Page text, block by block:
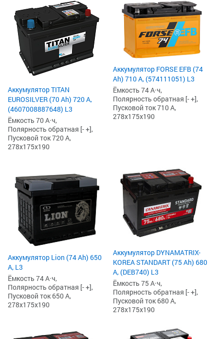
Аккумулятор TITAN
EUROSILVER (70 Ah) 720 А,
(4607008887648) L3
Ёмкость 70 А·ч,
Полярность обратная [- +],
Пусковой ток 720 А,
278x175x190
Аккумулятор FORSE EFB (74
Ah) 710 А, (574111051) L3
Ёмкость 74 А·ч,
Полярность обратная [- +],
Пусковой ток 710 А,
278x175x190
Аккумулятор Lion (74 Ah) 650
А, L3
Ёмкость 74 А·ч,
Полярность обратная [- +],
Пусковой ток 650 А,
278x175x190
Аккумулятор DYNAMATRIX-
KOREA STANDART (75 Ah) 680
А, (DEB740) L3
Ёмкость 75 А·ч,
Полярность обратная [- +],
Пусковой ток 680 А,
278x175x190